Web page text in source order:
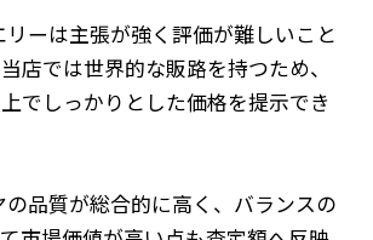
リーは主張が強く評価が難しいこと
店では世界的な販路を持つため、
でしっかりとした価格を提示でき
の品質が総合的に高く、バランスの